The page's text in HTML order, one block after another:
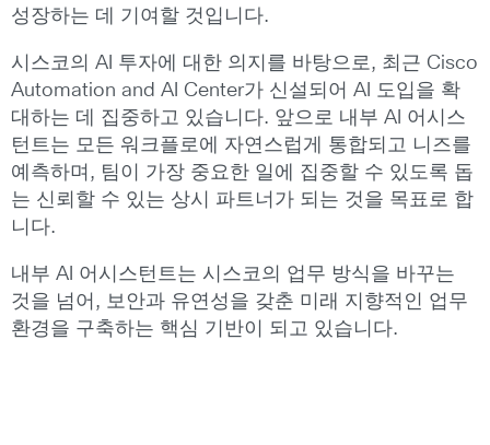
성장하는 데 기여할 것입니다.
시스코의 AI 투자에 대한 의지를 바탕으로, 최근 Cisco
Automation and AI Center가 신설되어 AI 도입을 확
대하는 데 집중하고 있습니다. 앞으로 내부 AI 어시스
턴트는 모든 워크플로에 자연스럽게 통합되고 니즈를
예측하며, 팀이 가장 중요한 일에 집중할 수 있도록 돕
는 신뢰할 수 있는 상시 파트너가 되는 것을 목표로 합
니다.
내부 AI 어시스턴트는 시스코의 업무 방식을 바꾸는
것을 넘어, 보안과 유연성을 갖춘 미래 지향적인 업무
환경을 구축하는 핵심 기반이 되고 있습니다.